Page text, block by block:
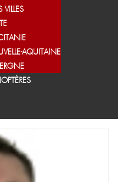
VILLES
AQUITAINE